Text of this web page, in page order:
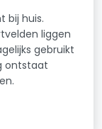
bij huis.
liggen
gebruikt
ontstaat